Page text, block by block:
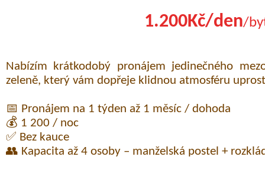
1.200Kč/den/
Nabízím krátkodobý pronájem jedinečného
zeleně, který vám dopřeje klidnou atmosféru
📅 Pronájem na 1 týden až 1 měsíc / dohoda
💰 1 200 / noc
✅ Bez kauce
👥 Kapacita až 4 osoby – manželská postel +